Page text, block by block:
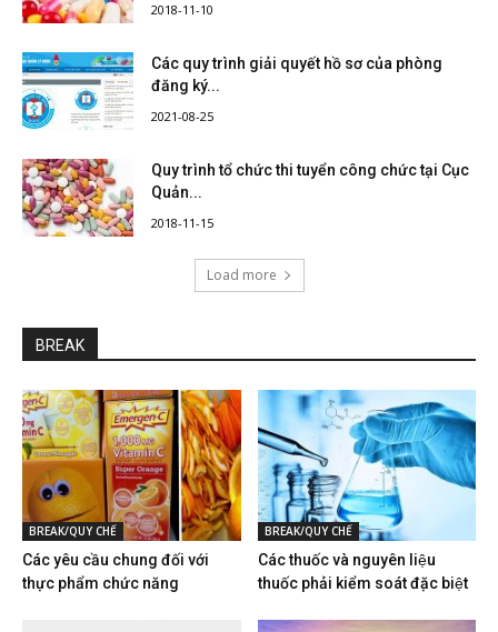
2018-11-10
Các quy trình giải quyết hồ sơ của phòng
đăng ký...
2021-08-25
Quy trình tổ chức thi tuyển công chức tại Cục
Quản...
2018-11-15
Load more
BREAK
BREAK/QUY CHẾ
Các yêu cầu chung đối với
thực phẩm chức năng
BREAK/QUY CHẾ
Các thuốc và nguyên liệu
thuốc phải kiểm soát đặc biệt